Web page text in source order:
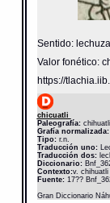
Sentido: lechuza
Valor fonético:
https://
chicuatli
Paleografía:chihuatli
Grafía normalizada:
Tipo:r.n.
Traducción uno:
Traducción dos:
Diccionario:
Contexto:v. chihuatli
Fuente:17??
Gran Diccionario